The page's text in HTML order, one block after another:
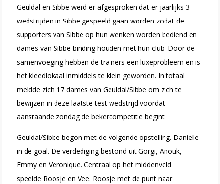
Geuldal en Sibbe werd er afgesproken dat er jaarlijks 3
wedstrijden in Sibbe gespeeld gaan worden zodat de
supporters van Sibbe op hun wenken worden bediend en
dames van Sibbe binding houden met hun club. Door de
samenvoeging hebben de trainerseen luxeprobleem en is
het kleedlokaal inmiddels te klein geworden. In totaal
meldde zich 17 dames van Geuldal/Sibbe om zich te
bewijzen in deze laatste test wedstrijdvoordat
aanstaande zondag de bekercompetitie begint.
Geuldal/Sibbe begon met de volgende opstelling. Danielle
in de goal. De verdediging bestond uit Gorgi, Anouk,
Emmy en Veronique. Centraal op het middenveld
speelde Roosje en Vee. Roosje met de punt naar